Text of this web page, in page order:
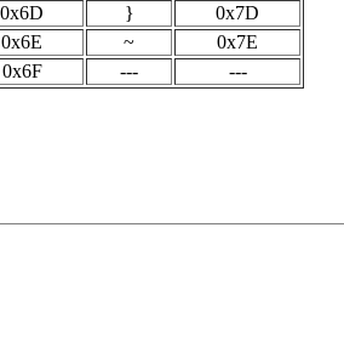
0x6D }
0x7D
0x6E ~
0x7E
0x6F --- ---